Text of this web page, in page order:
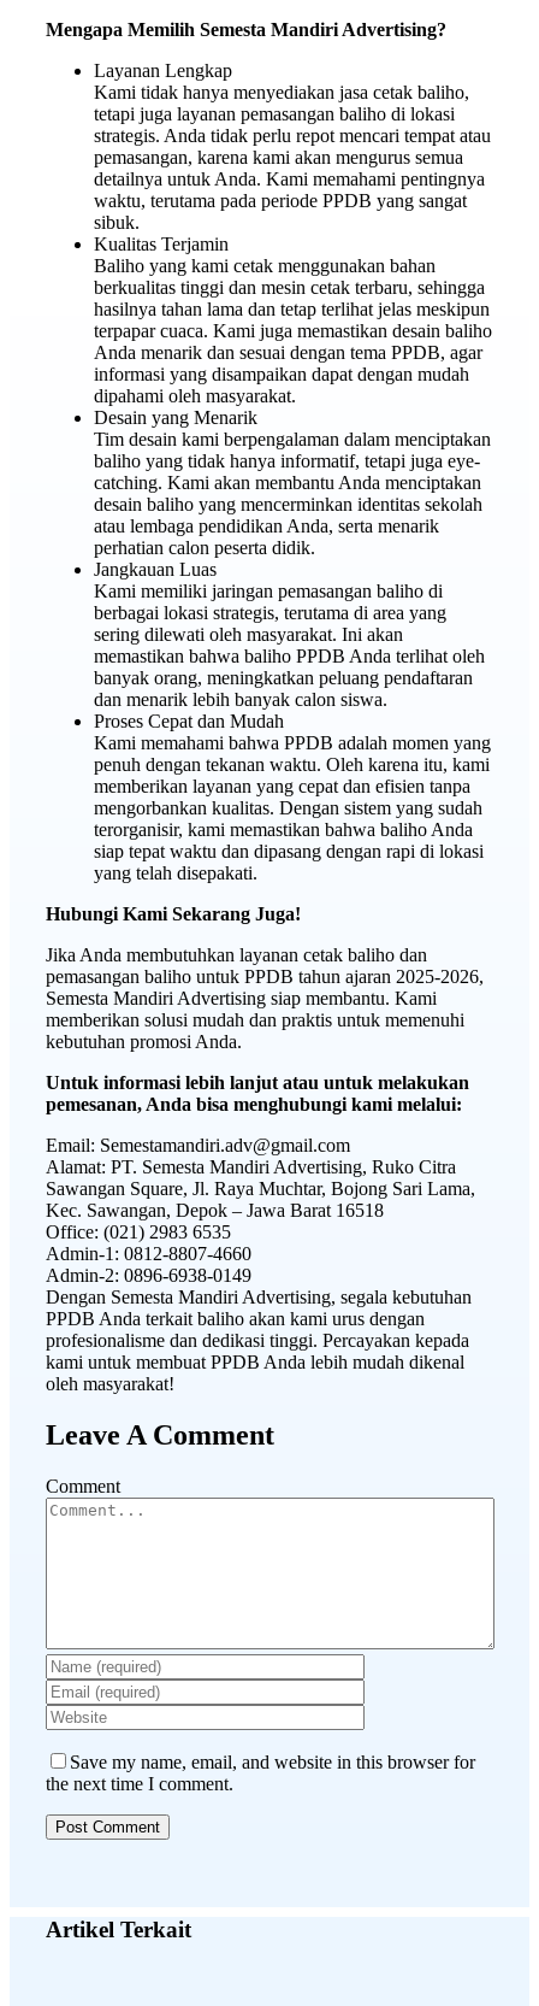
Mengapa Memilih Semesta Mandiri Advertising?
Layanan Lengkap
Kami tidak hanya menyediakan jasa cetak baliho,
tetapi juga layanan pemasangan baliho di lokasi
strategis. Anda tidak perlu repot mencari tempat atau
pemasangan, karena kami akan mengurus semua
detailnya untuk Anda. Kami memahami pentingnya
waktu, terutama pada periode PPDB yang sangat
sibuk.
Kualitas Terjamin
Baliho yang kami cetak menggunakan bahan
berkualitas tinggi dan mesin cetak terbaru, sehingga
hasilnya tahan lama dan tetap terlihat jelas meskipun
terpapar cuaca. Kami juga memastikan desain baliho
Anda menarik dan sesuai dengan tema PPDB, agar
informasi yang disampaikan dapat dengan mudah
dipahami oleh masyarakat.
Desain yang Menarik
Tim desain kami berpengalaman dalam menciptakan
baliho yang tidak hanya informatif, tetapi juga eye-
catching. Kami akan membantu Anda menciptakan
desain baliho yang mencerminkan identitas sekolah
atau lembaga pendidikan Anda, serta menarik
perhatian calon peserta didik.
Jangkauan Luas
Kami memiliki jaringan pemasangan baliho di
berbagai lokasi strategis, terutama di area yang
sering dilewati oleh masyarakat. Ini akan
memastikan bahwa baliho PPDB Anda terlihat oleh
banyak orang, meningkatkan peluang pendaftaran
dan menarik lebih banyak calon siswa.
Proses Cepat dan Mudah
Kami memahami bahwa PPDB adalah momen yang
penuh dengan tekanan waktu. Oleh karena itu, kami
memberikan layanan yang cepat dan efisien tanpa
mengorbankan kualitas. Dengan sistem yang sudah
terorganisir, kami memastikan bahwa baliho Anda
siap tepat waktu dan dipasang dengan rapi di lokasi
yang telah disepakati.
Hubungi Kami Sekarang Juga!
Jika Anda membutuhkan layanan cetak baliho dan
pemasangan baliho untuk PPDB tahun ajaran 2025-2026,
Semesta Mandiri Advertising siap membantu. Kami
memberikan solusi mudah dan praktis untuk memenuhi
kebutuhan promosi Anda.
Untuk informasi lebih lanjut atau untuk melakukan
pemesanan, Anda bisa menghubungi kami melalui:
Email: Semestamandiri.adv@gmail.com
Alamat: PT. Semesta Mandiri Advertising, Ruko Citra
Sawangan Square, Jl. Raya Muchtar, Bojong Sari Lama,
Kec. Sawangan, Depok – Jawa Barat 16518
Office: (021) 2983 6535
Admin-1: 0812-8807-4660
Admin-2: 0896-6938-0149
Dengan Semesta Mandiri Advertising, segala kebutuhan
PPDB Anda terkait baliho akan kami urus dengan
profesionalisme dan dedikasi tinggi. Percayakan kepada
kami untuk membuat PPDB Anda lebih mudah dikenal
oleh masyarakat!
Leave A Comment
Comment
Save my name, email, and website in this browser for
the next time I comment.
Artikel Terkait